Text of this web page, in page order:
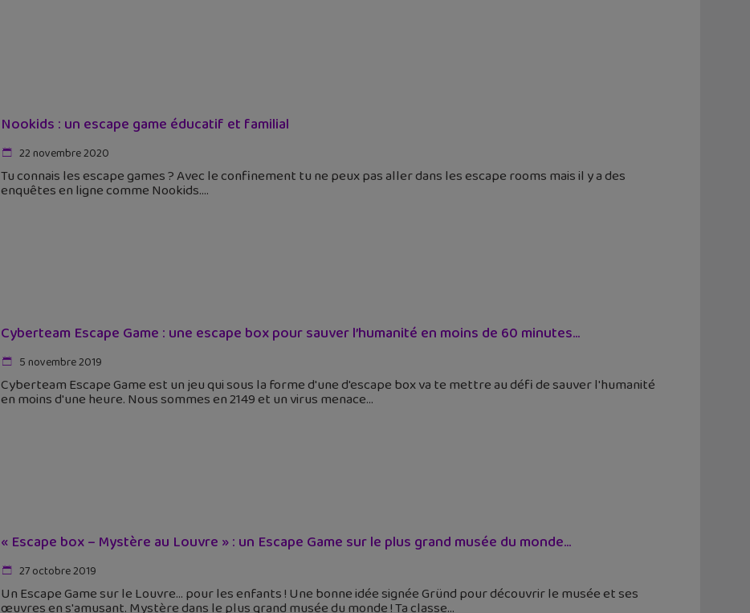
Nookids : un escape game éducatif et familial
22 novembre 2020
Tu connais les escape games ? Avec le confinement tu ne peux pas aller dans les escape rooms mais il y a des
enquêtes en ligne comme Nookids.
Cyberteam Escape Game : une escape box pour sauver l’humanité en moins de 60 minutes...
5 novembre 2019
Cyberteam Escape Game est un jeu qui sous la forme d'une d'escape box va te mettre au défi de sauver l'humanité
en moins d'une heure. Nous sommes en 2149 et un virus menace
« Escape box – Mystère au Louvre » : un Escape Game sur le plus grand musée du monde...
27 octobre 2019
Un Escape Game sur le Louvre… pour les enfants ! Une bonne idée signée Gründ pour découvrir le musée et ses
œuvres en s'amusant. Mystère dans le plus grand musée du monde ! Ta classe